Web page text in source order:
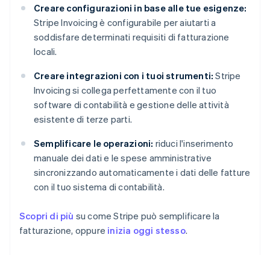
Creare configurazioni in base alle tue esigenze:
Stripe Invoicing è configurabile per aiutarti a
soddisfare determinati requisiti di fatturazione
locali.
Creare integrazioni con i tuoi strumenti: Stripe
Invoicing si collega perfettamente con il tuo
software di contabilità e gestione delle attività
esistente di terze parti.
Semplificare le operazioni: riduci l'inserimento
manuale dei dati e le spese amministrative
sincronizzando automaticamente i dati delle fatture
con il tuo sistema di contabilità.
Scopri di più su come Stripe può semplificare la
fatturazione, oppure inizia oggi stesso.